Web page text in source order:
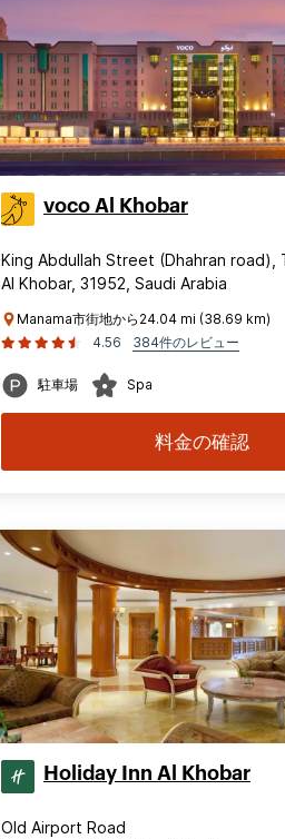
voco Al Khobar
King Abdullah Street (Dhahran road),
Al Khobar, 31952, Saudi Arabia
Manama市街地から24.04 mi (38.69 km)
4.56
384件のレビュー
駐車場 Spa
料金の確認
Holiday Inn Al Khobar
Old Airport Road